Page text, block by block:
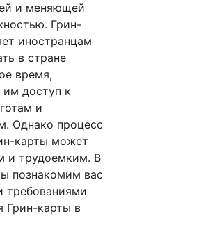
и меняющей
Грин-
иностранцам
в стране
время,
им доступ к
и
Однако процесс
карты может
и трудоемким. В
познакомим вас
требованиями
Грин-карты в